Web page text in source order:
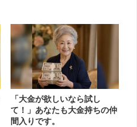
「大金が欲しいなら試し
て！」あなたも大金持ちの仲
間入りです。